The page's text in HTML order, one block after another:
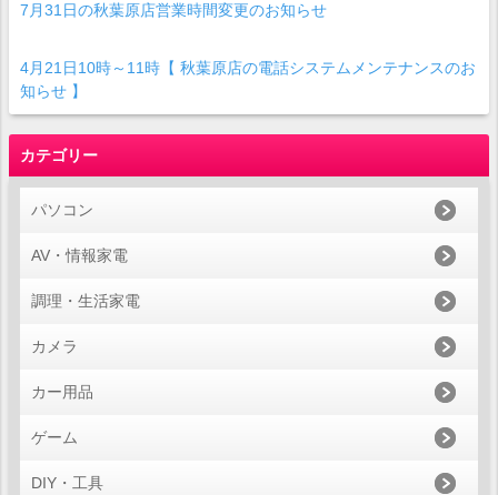
7月31日の秋葉原店営業時間変更のお知らせ
4月21日10時～11時【 秋葉原店の電話システムメンテナンスのお
知らせ 】
カテゴリー
パソコン
AV・情報家電
調理・生活家電
カメラ
カー用品
ゲーム
DIY・工具